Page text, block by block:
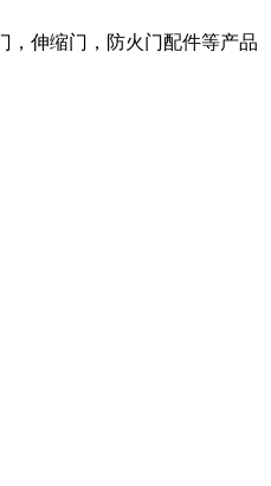
，伸缩门，防火门配件等产品